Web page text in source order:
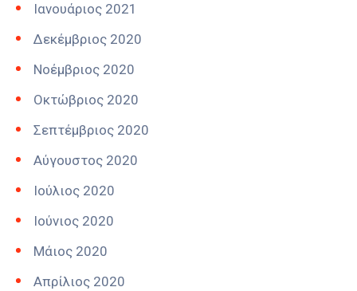
Ιανουάριος 2021
Δεκέμβριος 2020
Νοέμβριος 2020
Οκτώβριος 2020
Σεπτέμβριος 2020
Αύγουστος 2020
Ιούλιος 2020
Ιούνιος 2020
Μάιος 2020
Απρίλιος 2020